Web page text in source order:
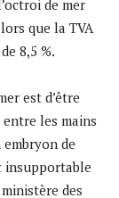
de mer
que la TVA
8,5 %.
est d’être
les mains
embryon de
insupportable
des